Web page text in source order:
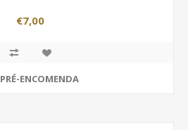
€7,00
PRÉ-ENCOMENDA